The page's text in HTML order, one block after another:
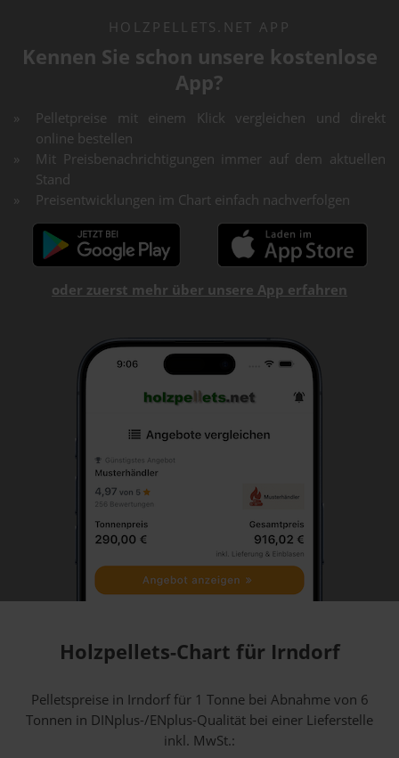
HOLZPELLETS.NET APP
Kennen Sie schon unsere kostenlose
App?
Pelletpreise mit einem Klick vergleichen und direkt
online bestellen
Mit Preisbenachrichtigungen immer auf dem aktuellen
Stand
Preisentwicklungen im Chart einfach nachverfolgen
oder zuerst mehr über unsere App erfahren
Holzpellets-Chart für Irndorf
Pelletspreise in Irndorf für 1 Tonne bei Abnahmevon 6
Tonnen in DINplus-/ENplus-Qualität bei einer Lieferstelle
inkl. MwSt.: